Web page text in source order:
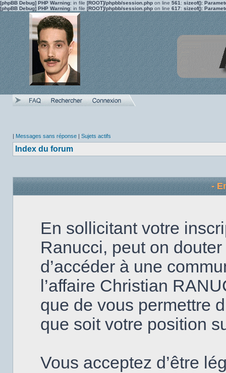
[phpBB Debug] PHP Warning: in file [ROOT]/phpbb/session.php on line 561 : sizeof():
[phpBB Debug] PHP Warning: in file [ROOT]/phpbb/session.php on line 617: sizeof():
| Messages sans réponse | Sujets actifs
Index du forum
-
En sollicitant votre
Ranucci, peut on
d’accéder à une
l’affaire Christian
que de vous permettre
que soit votre position
Vous acceptez d’être